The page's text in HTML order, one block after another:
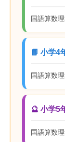
国語算数
📘 小学4
国語算数
🔮 小学5
国語算数